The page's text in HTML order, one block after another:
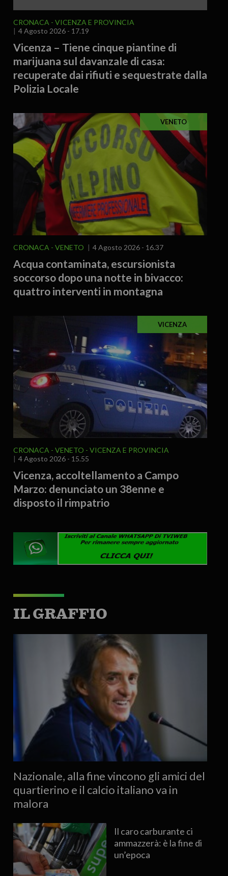
CRONACA
VICENZA E PROVINCIA
4 Agosto 2026 - 17.19
Vicenza – Tiene cinque piantine di
marijuana sul davanzale di casa:
recuperate dai rifiuti e sequestrate dalla
Polizia Locale
VENETO
CRONACA VENETO 4 Agosto 2026 - 16.37
Acqua contaminata, escursionista
soccorso dopo una notte in bivacco:
quattro interventi in montagna
VICENZA
CRONACA VENETO
VICENZA E PROVINCIA
4 Agosto 2026 - 15.55
Vicenza, accoltellamento a Campo
Marzo: denunciato un 38enne e
disposto il rimpatrio
IL GRAFFIO
Nazionale, alla fine vincono gli amici del
quartierino e il calcio italiano va in
malora
Il caro carburante ci
ammazzerà: è la fine di
un’epoca